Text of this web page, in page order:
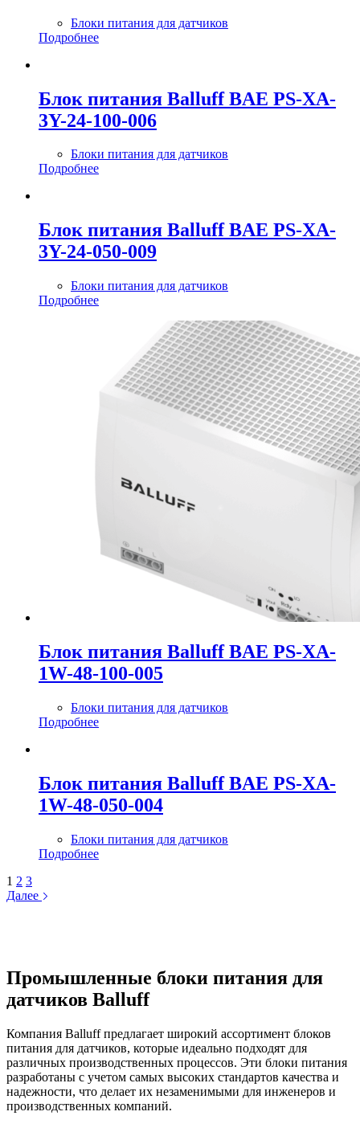
Блоки питания для датчиков
Подробнее
Блок питания Balluff BAE PS-XA-
3Y-24-100-006
Блоки питания для датчиков
Подробнее
Блок питания Balluff BAE PS-XA-
3Y-24-050-009
Блоки питания для датчиков
Подробнее
Блок питания Balluff BAE PS-XA-
1W-48-100-005
Блоки питания для датчиков
Подробнее
Блок питания Balluff BAE PS-XA-
1W-48-050-004
Блоки питания для датчиков
Подробнее
1 2 3
Далее
Промышленные блоки питания для
датчиков Balluff
Компания Balluff предлагает широкий ассортимент блоков
питания для датчиков, которые идеально подходят для
различных производственных процессов. Эти блоки питания
разработаны с учетом самых высоких стандартов качества и
надежности, что делает их незаменимыми для инженеров и
производственных компаний.